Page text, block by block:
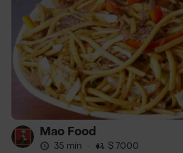
Mao Food
35 min · $ 7000